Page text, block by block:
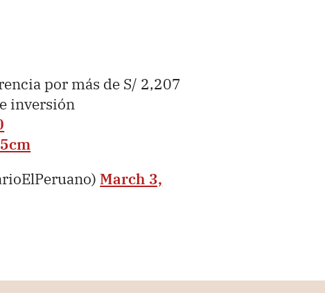
por más de S/ 2,207
inversión
March 3,